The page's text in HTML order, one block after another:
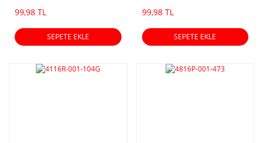
99,98 TL
SEPETE EKLE
99,98 TL
SEPETE EKLE